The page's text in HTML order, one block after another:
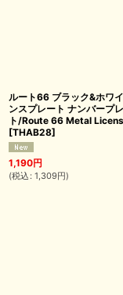
ルート66 ブラック&ホワ
ンスプレート ナンバープ
ト/Route 66 Metal
[THAB28]
1,190円
(税込 : 1,309円)